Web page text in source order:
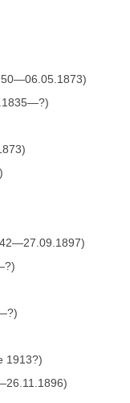
50—06.05.1873)
1913?)